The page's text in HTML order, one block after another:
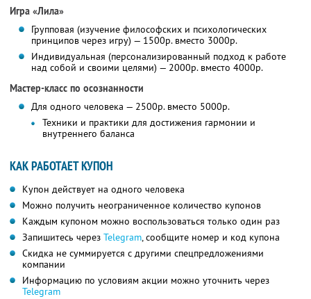
Игра «Лила»
Групповая (изучение философских и психологических
принципов через игру) — 1500р. вместо 3000р.
Индивидуальная (персонализированный подход к работе
над собой и своими целями) — 2000р. вместо 4000р.
Мастер-класс по осознанности
Для одного человека — 2500р. вместо 5000р.
Техники и практики для достижения гармонии и
внутреннего баланса
КАК РАБОТАЕТ КУПОН
Купон действует на одного человека
Можно получить неограниченное количество купонов
Каждым купоном можно воспользоваться только один раз
Запишитесь через Telegram, сообщите номер и код купона
Скидка не суммируется с другими спецпредложениями
компании
Информацию по условиям акции можно уточнить через
Telegram